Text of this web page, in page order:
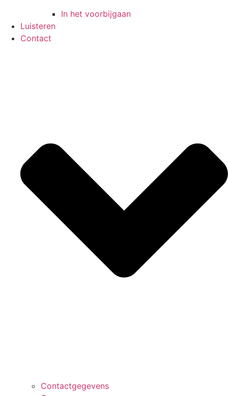
In het voorbijgaan
Luisteren
Contact
Contactgegevens